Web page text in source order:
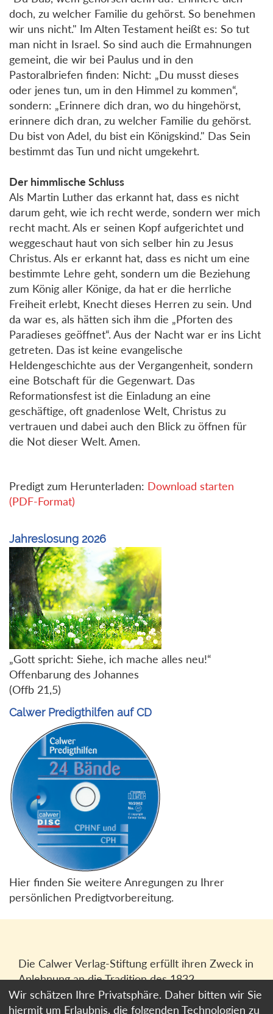
doch, zu welcher Familie du gehörst. So benehmen
wir uns nicht." Im Alten Testament heißt es: So tut
man nicht in Israel. So sind auch die Ermahnungen
gemeint, die wir bei Paulus und in den
Pastoralbriefen finden: Nicht: „Du musst dieses
oder jenes tun, um in den Himmel zu kommen“,
sondern: „Erinnere dich dran, wo du hingehörst,
erinnere dich dran, zu welcher Familie du gehörst.
Du bist von Adel, du bist ein Königskind." Das Sein
bestimmt das Tun und nicht umgekehrt.
Der himmlische Schluss
Als Martin Luther das erkannt hat, dass es nicht
darum geht, wie ich recht werde, sondern wer mich
recht macht. Als er seinen Kopf aufgerichtet und
weggeschaut haut von sich selber hin zu Jesus
Christus. Als er erkannt hat, dass es nicht um eine
bestimmte Lehre geht, sondern um die Beziehung
zum König aller Könige, da hat er die herrliche
Freiheit erlebt, Knecht dieses Herren zu sein. Und
da war es, als hätten sich ihm die „Pforten des
Paradieses geöffnet“. Aus der Nacht war er ins Licht
getreten. Das ist keine evangelische
Heldengeschichte aus der Vergangenheit, sondern
eine Botschaft für die Gegenwart. Das
Reformationsfest ist die Einladung an eine
geschäftige, oft gnadenlose Welt, Christus zu
vertrauen und dabei auch den Blick zu öffnen für
die Not dieser Welt. Amen.
Predigt zum Herunterladen: Download starten
(PDF-Format)
Jahreslosung 2026
„Gott spricht: Siehe, ich mache alles neu!“
Offenbarung des Johannes
(Offb 21,5)
Calwer Predigthilfen auf CD
Hier finden Sie weitere Anregungen zu Ihrer
persönlichen Predigtvorbereitung.
Die Calwer Verlag-Stiftung erfüllt ihren Zweck in
Anlehnung an die Tradition des 1832
gegründeten Calwer Verlagsvereins, der
heutigen Calwer Verlag Bücher und Medien
Wir schätzen Ihre Privatsphäre. Daher bitten wir Sie
hiermit um Erlaubnis, die folgenden Technologien zu